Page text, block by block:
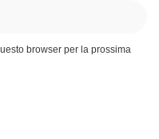
browser per la prossima